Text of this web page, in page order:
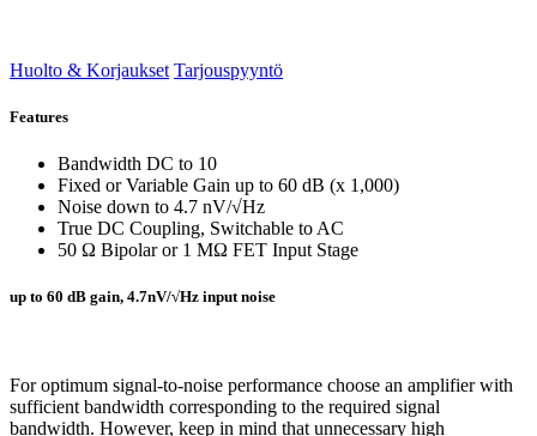
Huolto & Korjaukset Tarjouspyyntö
Features
Bandwidth DC to 10
Fixed or Variable Gain up to 60 dB (x 1,000)
Noise down to 4.7 nV/√Hz
True DC Coupling, Switchable to AC
50 Ω Bipolar or 1 MΩ FET Input Stage
up to 60 dB gain, 4.7nV/√Hz input noise
For optimum signal-to-noise performance choose an amplifier with
sufficient bandwidth corresponding to the required signal
bandwidth. However, keep in mind that unnecessary high